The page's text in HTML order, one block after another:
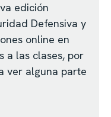
edición
Defensiva y
online en
a las clases, por
ver alguna parte